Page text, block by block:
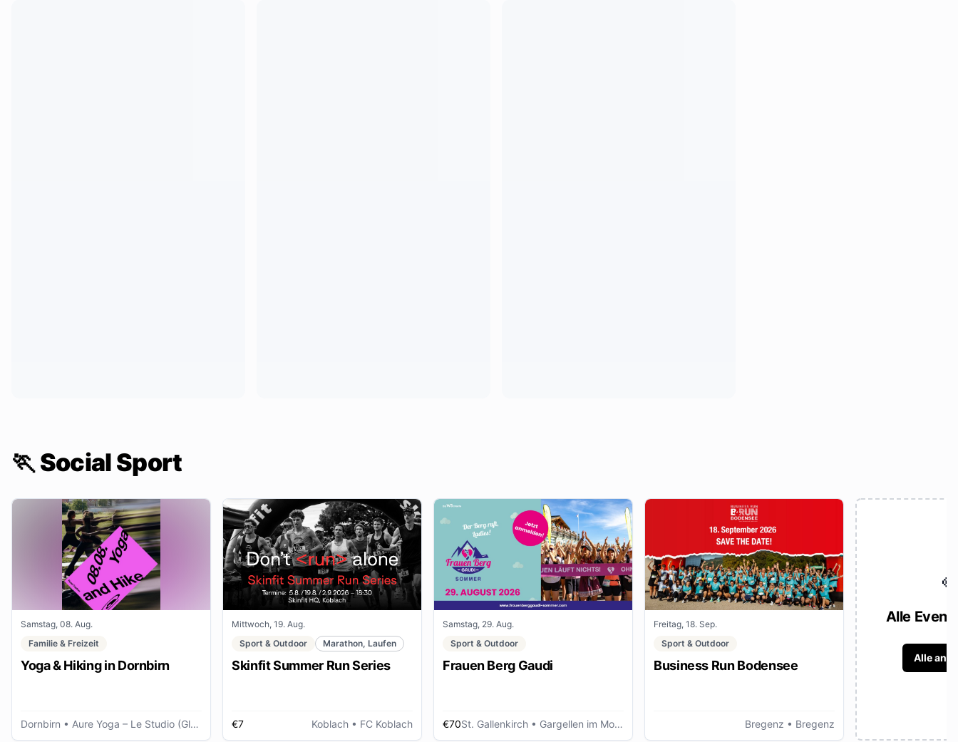
🏃 Social Sport
Samstag, 08. Aug.
Familie & Freizeit
Yoga & Hiking in Dornbirn
Dornbirn • Aure Yoga – Le Studio (Glöggele Haus)
Mittwoch, 19. Aug.
Sport & Outdoor
Marathon, Laufen
Skinfit Summer Run Series
€7 Koblach • FC Koblach
Samstag, 29. Aug.
Sport & Outdoor
Frauen Berg Gaudi
€70St. Gallenkirch • Gargellen im Montafon
Freitag, 18. Sep.
Sport & Outdoor
Business Run Bodensee
Bregenz • Bregenz
Alle
Alle